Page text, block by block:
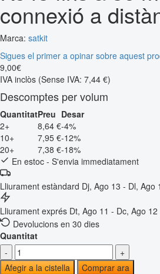
connexió a
Marca: satkit
Sigues el primer a opinar sobre aquest
9,00€
IVA inclòs (Sense IVA: 7,44 €)
Descomptes per volum
QuantitatPreu Desar
2+
8,64 €-4%
10+
7,95 €-12%
20+
7,38 €-18%
En estoc - S'envia immediatament
Lliurament estàndard Dj, Ago 13 - Dl, Ago
Lliurament exprés Dt, Ago 11 - Dc, Ago 12
Devolucions en 30 dies
Quantitat
-
+
Afegir a la cistella
Comprar ara